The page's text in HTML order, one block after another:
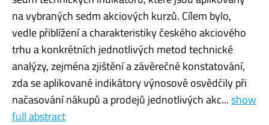
na vybraných sedm akciových kurzů. Cílem bylo,
vedle přiblížení a charakteristiky českého akciového
trhu a konkrétních jednotlivých metod technické
analýzy, zejména zjištění a závěrečné konstatování,
zda se aplikované indikátory výnosově osvědčily při
načasování nákupů a prodejů jednotlivých akc...show
full abstract